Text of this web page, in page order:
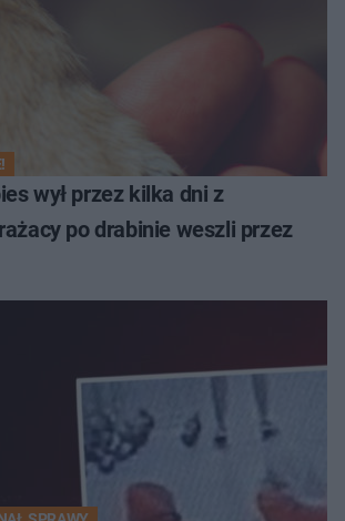
wył przez kilka dni z
po drabinie weszli przez